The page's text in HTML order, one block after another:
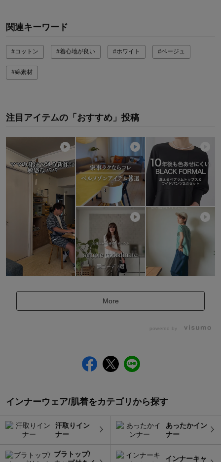
関連キーワード
#コットン #着心地が良い #ホワイト #ベージュ
#綿素材
注目アイテムの「おすすめ」投稿
More
powered by
インナーウェア/肌着をカテゴリから探す
汗取りイン
ナー
あったかイン
ナー
ブラトップ/
インナーキャ